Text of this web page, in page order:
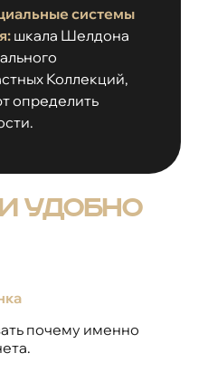
системы
шкала Шелдона
Коллекций,
определить
и удобно
почему именно